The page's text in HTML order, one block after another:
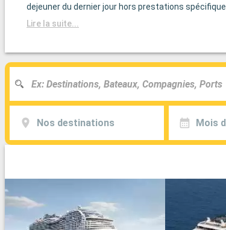
dejeuner du dernier jour hors prestations
Lire la suite...
Nos destinations Mois